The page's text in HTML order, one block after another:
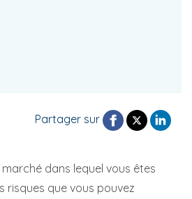
Partager sur
dans lequel vous êtes
risques que vous pouvez